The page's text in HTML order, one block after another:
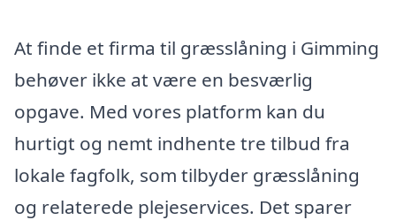
At finde et firma til græsslåning i Gimming
behøver ikke at være en besværlig
opgave. Med vores platform kan du
hurtigt og nemt indhente tre tilbud fra
lokale fagfolk, som tilbyder græsslåning
og relaterede plejeservices. Det sparer